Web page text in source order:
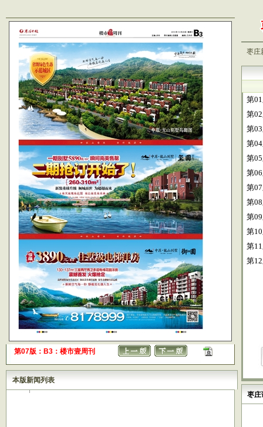
第07版：B3：楼市壹周刊
本版新闻列表
枣庄
第
第
第
第
第
第
第
第
第
第
第
第
枣庄